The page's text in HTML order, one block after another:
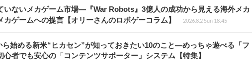
いないメカゲーム市場―『War Robots』3億人の成功から見える海外メカ
ゲームへの提言【オリーさんのロボゲーコラム】
2026.8.2 Sun 18:45
ら始める新米“ヒカセン”が知っておきたい10のこと―めっちゃ遊べる「フ
心者でも安心の「コンテンツサポーター」システム【特集】